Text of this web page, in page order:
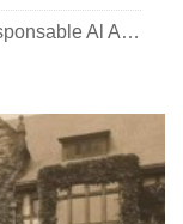
Cómo Practicar La Recreación Responsable Al Aire Libre En El Estado De Nueva York